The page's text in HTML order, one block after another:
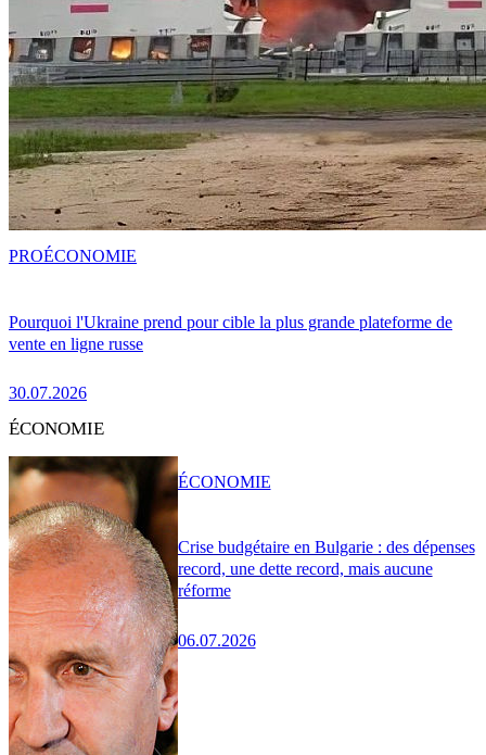
Pourquoi l'Ukraine prend pour cible la plus grande plateforme de
vente en ligne russe
30.07.2026
PROÉCONOMIE
ÉCONOMIE
Crise budgétaire en Bulgarie : des dépenses
record, une dette record, mais aucune
réforme
06.07.2026
ÉCONOMIE